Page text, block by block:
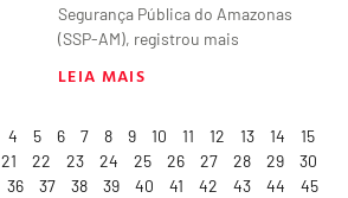
Segurança Pública do Amazonas
(SSP-AM), registrou mais
LEIA MAIS
4 5 6 7 8 9 10 11 12 13 14
15
21 22 23 24 25 26 27 28 29
30
36 37 38 39 40 41 42 43 44
45